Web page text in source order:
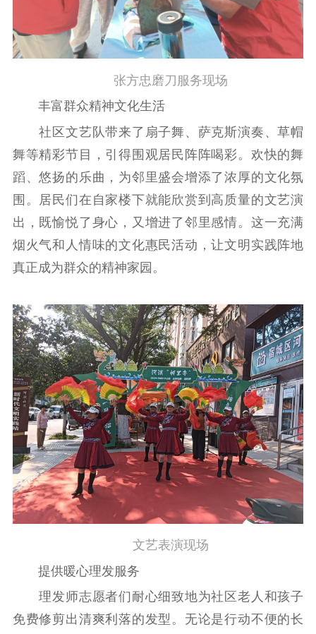
红色资源保护利
用
新闻出版
全民阅读
扫黄打非
电影工作
电影创作 电影市场
机关党建
党建要闻 学习在线
文化人才
紫金人才 职称评审
数据资源
公共服务
新时代公民素养
提升资源库
新闻出版
政务服务
作品著作权
登记服务
科研创新
服务管理平台
智库服务
管理平台
文艺创作
服务管理
文化产业
统计分析
数字出版
审读服务
新闻发布工作备
案管理系统
电影
理论宣讲
共建共享平台
政工继续教育学
责任编辑注册
张方忠磨刀服务现场
丰富群众精神文化生活
社区文艺队带来了扇子舞、萨克斯演奏、草帽
舞等精彩节目，引得围观居民阵阵喝彩。欢快的舞
蹈、悠扬的乐曲，为邻里盛会增添了浓厚的文化氛
围。居民们在自家楼下就能欣赏到高质量的文艺演
出，既愉悦了身心，又增进了邻里感情。这一充满
烟火气和人情味的文化惠民活动，让文明实践阵地
真正成为群众的精神家园。
文艺表演现场
提供暖心理发服务
理发师志愿者们耐心细致地为社区老人和孩子
免费修剪出清爽利落的发型。无论是行动不便的长